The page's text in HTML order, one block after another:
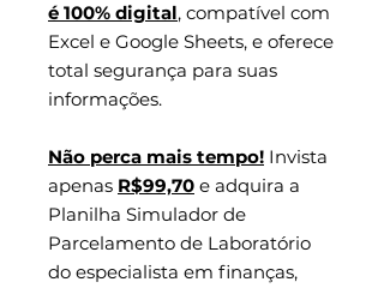
é 100% digital, compatível com
Excel e Google Sheets, e oferece
total segurança para suas
informações.
Não perca mais tempo! Invista
apenas R$99,70 e adquira a
Planilha Simulador de
Parcelamento de Laboratório
do especialista em finanças,